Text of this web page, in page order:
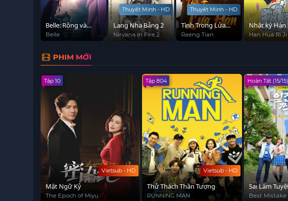
Belle: Rồng và
công chúa tàn
Belle
Thuyết Minh - HD
Lang Nha Bảng 2
Nirvana in Fire 2
Thuyết Minh - HD
Tình Trong Lửa
Hận
Raeng Tian
Nhật ký Hán
Phần 2
Han Hua Ri Ji
Season
PHIM MỚI
Vietsub - HD
Tập 10
Mật Ngữ Kỷ
The Epoch of Miyu
Vietsub - HD
Tập 804
Thử Thách Thần Tượng
RUNNING MAN
Hoàn Tất (15/15)
Sai Lầm
1)
Best Mistake